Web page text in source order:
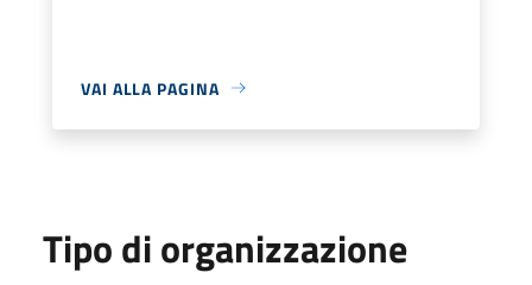
VAI ALLA PAGINA
Tipo di organizzazione